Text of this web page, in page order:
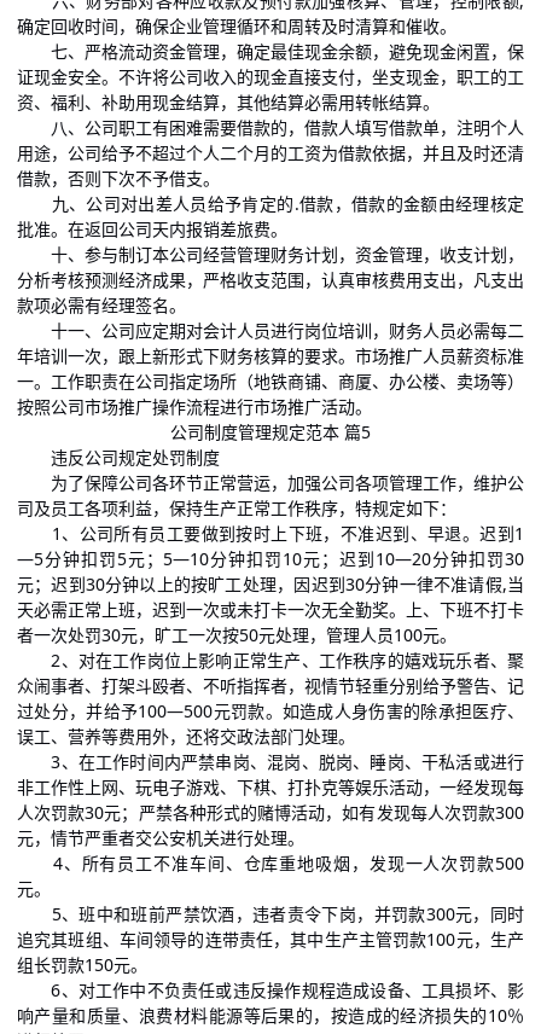
确定回收时间，确保企业管理循环和周转及时清算和催收。
七、严格流动资金管理，确定最佳现金余额，避免现金闲置，保
证现金安全。不许将公司收入的现金直接支付，坐支现金，职工的工
资、福利、补助用现金结算，其他结算必需用转帐结算。
八、公司职工有困难需要借款的，借款人填写借款单，注明个人
用途，公司给予不超过个人二个月的工资为借款依据，并且及时还清
借款，否则下次不予借支。
九、公司对出差人员给予肯定的.借款，借款的金额由经理核定
批准。在返回公司天内报销差旅费。
十、参与制订本公司经营管理财务计划，资金管理，收支计划，
分析考核预测经济成果，严格收支范围，认真审核费用支出，凡支出
款项必需有经理签名。
十一、公司应定期对会计人员进行岗位培训，财务人员必需每二
年培训一次，跟上新形式下财务核算的要求。市场推广人员薪资标准
一。工作职责在公司指定场所（地铁商铺、商厦、办公楼、卖场等）
按照公司市场推广操作流程进行市场推广活动。
公司制度管理规定范本 篇5
违反公司规定处罚制度
为了保障公司各环节正常营运，加强公司各项管理工作，维护公
司及员工各项利益，保持生产正常工作秩序，特规定如下：
1、公司所有员工要做到按时上下班，不准迟到、早退。迟到1
—5分钟扣罚5元；5—10分钟扣罚10元；迟到10—20分钟扣罚30
元；迟到30分钟以上的按旷工处理，因迟到30分钟一律不准请假,当
天必需正常上班，迟到一次或未打卡一次无全勤奖。上、下班不打卡
者一次处罚30元，旷工一次按50元处理，管理人员100元。
2、对在工作岗位上影响正常生产、工作秩序的嬉戏玩乐者、聚
众闹事者、打架斗殴者、不听指挥者，视情节轻重分别给予警告、记
过处分，并给予100—500元罚款。如造成人身伤害的除承担医疗、
误工、营养等费用外，还将交政法部门处理。
3、在工作时间内严禁串岗、混岗、脱岗、睡岗、干私活或进行
非工作性上网、玩电子游戏、下棋、打扑克等娱乐活动，一经发现每
人次罚款30元；严禁各种形式的赌博活动，如有发现每人次罚款300
元，情节严重者交公安机关进行处理。
4、所有员工不准车间、仓库重地吸烟，发现一人次罚款500
元。
5、班中和班前严禁饮酒，违者责令下岗，并罚款300元，同时
追究其班组、车间领导的连带责任，其中生产主管罚款100元，生产
组长罚款150元。
6、对工作中不负责任或违反操作规程造成设备、工具损坏、影
响产量和质量、浪费材料能源等后果的，按造成的经济损失的10％